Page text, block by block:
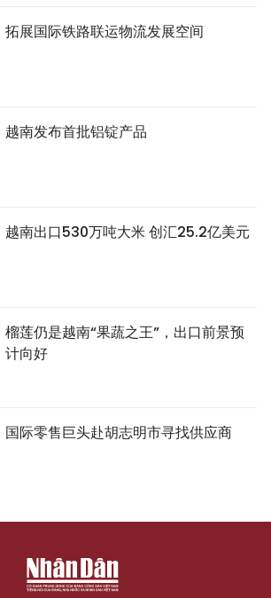
拓展国际铁路联运物流发展空间
越南发布首批铝锭产品
越南出口530万吨大米 创汇25.2亿美元
榴莲仍是越南“果蔬之王”，出口前景预
计向好
国际零售巨头赴胡志明市寻找供应商